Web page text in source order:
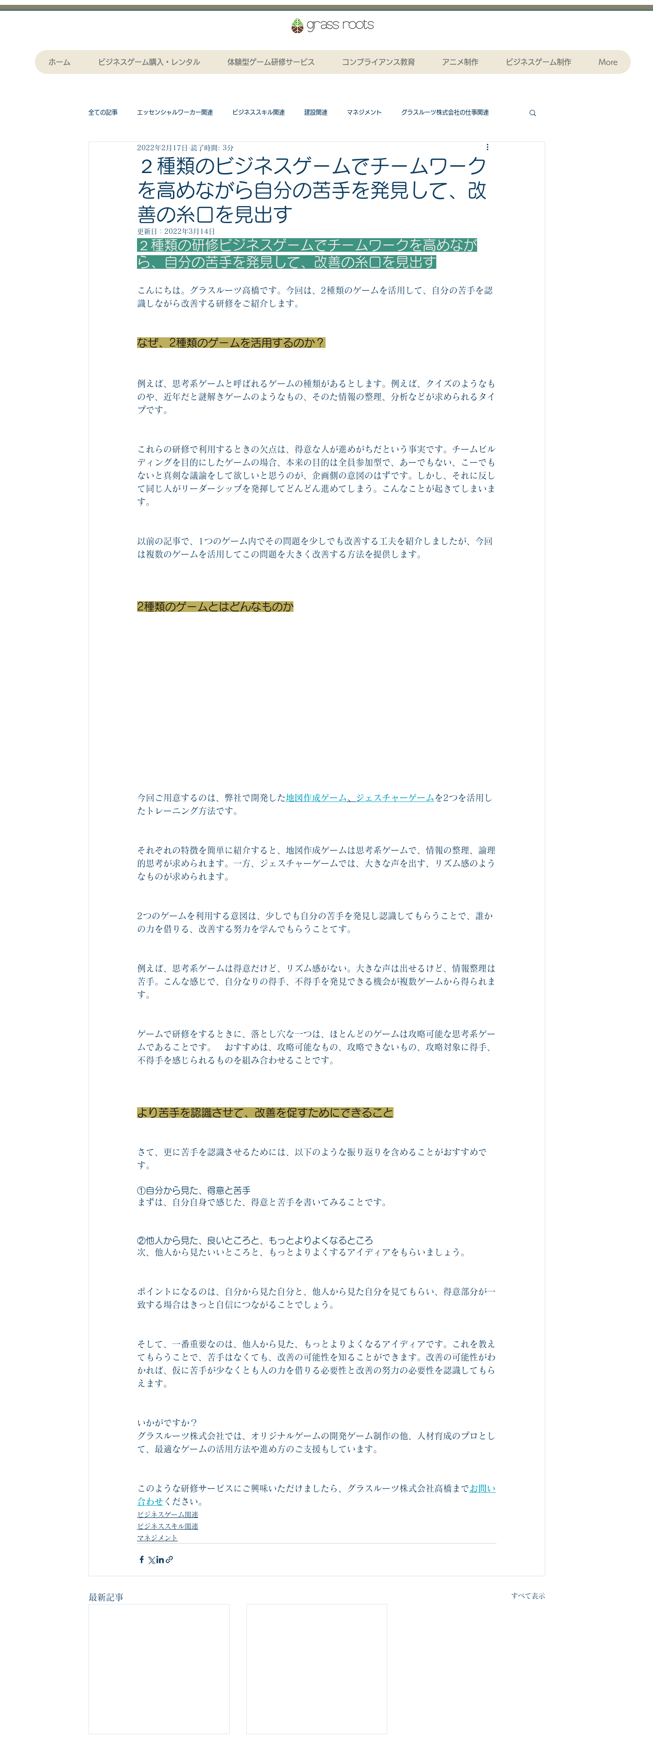
ホーム ビジネスゲーム購入・レンタル 体験型ゲーム研修サービス コンプライアンス教育 アニメ制作 ビジネスゲーム制作 More
全ての記事 エッセンシャルワーカー関連 ビジネススキル関連 建設関連 マネジメント グラスルーツ株式会社の仕事関連
作画（セル画）アニメーション関連 協力ゲームエッセンシャル
漫画関連記事 物流関連 ビジネスゲーム関連 工場関連 コンプライアンス関連 研修資料無料ダウンロード
ビジネスゲーム1社1箱無料サービス
組織の役割を認識するゲーム関連 戦略思考エッセンシャル関連 コーチングカード関連 新人教育 組織開発
ビジネスマナーカルタ 中堅社員
２種類のビジネスゲームでチームワーク
を高めながら自分の苦手を発見して、改
善の糸口を見出す
2022年2月17日 読了時間: 3分
更新日： 2022年3月14日
２種類の研修ビジネスゲームでチームワークを高めなが
ら、自分の苦手を発見して、改善の糸口を見出す
こんにちは。グラスルーツ高橋です。今回は、2種類のゲームを活用して、自分の苦手を認
識しながら改善する研修をご紹介します。
なぜ、2種類のゲームを活用するのか？
例えば、思考系ゲームと呼ばれるゲームの種類があるとします。例えば、クイズのようなも
のや、近年だと謎解きゲームのようなもの、そのた情報の整理、分析などが求められるタイ
プです。
これらの研修で利用するときの欠点は、得意な人が進めがちだという事実です。チームビル
ディングを目的にしたゲームの場合、本来の目的は全員参加型で、あーでもない、こーでも
ないと真剣な議論をして欲しいと思うのが、企画側の意図のはずです。しかし、それに反し
て同じ人がリーダーシップを発揮してどんどん進めてしまう。こんなことが起きてしまいま
す。
以前の記事で、1つのゲーム内でその問題を少しでも改善する工夫を紹介しましたが、今回
は複数のゲームを活用してこの問題を大きく改善する方法を提供します。
2種類のゲームとはどんなものか
今回ご用意するのは、弊社で開発した地図作成ゲーム、 ジェスチャーゲーム を2つを活用し
たトレーニング方法です。
それぞれの特徴を簡単に紹介すると、地図作成ゲームは思考系ゲームで、情報の整理、論理
的思考が求められます。一方、ジェスチャーゲームでは、大きな声を出す、リズム感のよう
なものが求められます。
2つのゲームを利用する意図は、少しでも自分の苦手を発見し認識してもらうことで、誰か
の力を借りる、改善する努力を学んでもらうことてす。
例えば、思考系ゲームは得意だけど、リズム感がない。大きな声は出せるけど、情報整理は
苦手。こんな感じで、自分なりの得手、不得手を発見できる機会が複数ゲームから得られま
す。
ゲームで研修をするときに、落とし穴な一つは、ほとんどのゲームは攻略可能な思考系ゲー
ムであることです。　おすすめは、攻略可能なもの、攻略できないもの、攻略対象に得手、
不得手を感じられるものを組み合わせることです。
より苦手を認識させて、改善を促すためにできること
さて、更に苦手を認識させるためには、以下のような振り返りを含めることがおすすめで
す。
①自分から見た、得意と苦手
まずは、自分自身で感じた、得意と苦手を書いてみることです。
②他人から見た、良いところと、もっとよりよくなるところ
次、他人から見たいいところと、もっとよりよくするアイディアをもらいましょう。
ポイントになるのは、自分から見た自分と、他人から見た自分を見てもらい、得意部分が一
致する場合はきっと自信につながることでしょう。
そして、一番重要なのは、他人から見た、もっとよりよくなるアイディアです。これを教え
てもらうことで、苦手はなくても、改善の可能性を知ることができます。改善の可能性がわ
かれば、仮に苦手が少なくとも人の力を借りる必要性と改善の努力の必要性を認識してもら
えます。
いかがですか？
グラスルーツ株式会社では、オリジナルゲームの開発ゲーム制作の他、人材育成のプロとし
て、最適なゲームの活用方法や進め方のご支援もしています。
このような研修サービスにご興味いただけましたら、グラスルーツ株式会社高橋までお問い
合わせ ください。
ビジネスゲーム関連
ビジネススキル関連
マネジメント
最新記事 すべて表示